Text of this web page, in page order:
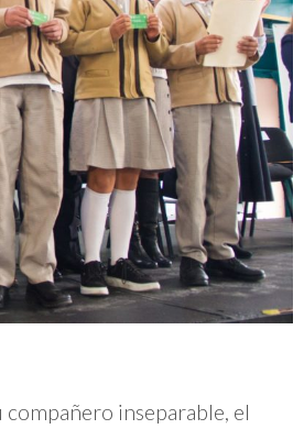
compañero inseparable, el